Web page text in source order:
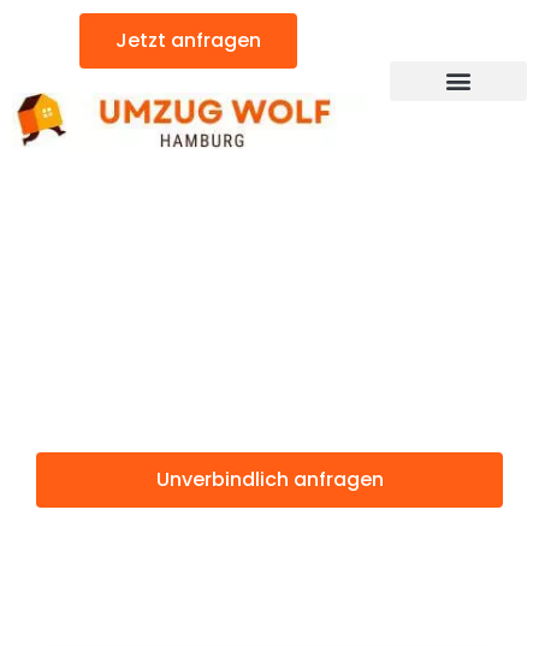
Jetzt anfragen
Unverbindlich anfragen